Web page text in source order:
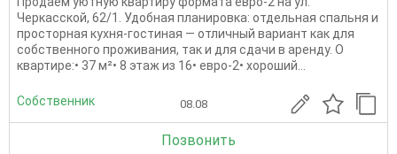
Черкасской, 62/1. Удобная планировка: отдельная спальня и
просторная кухня-гостиная — отличный вариант как для
собственного проживания, так и для сдачи в аренду. О
квартире:• 37 м²• 8 этаж из 16• евро-2• хороший...
Собственник 08.08
Позвонить